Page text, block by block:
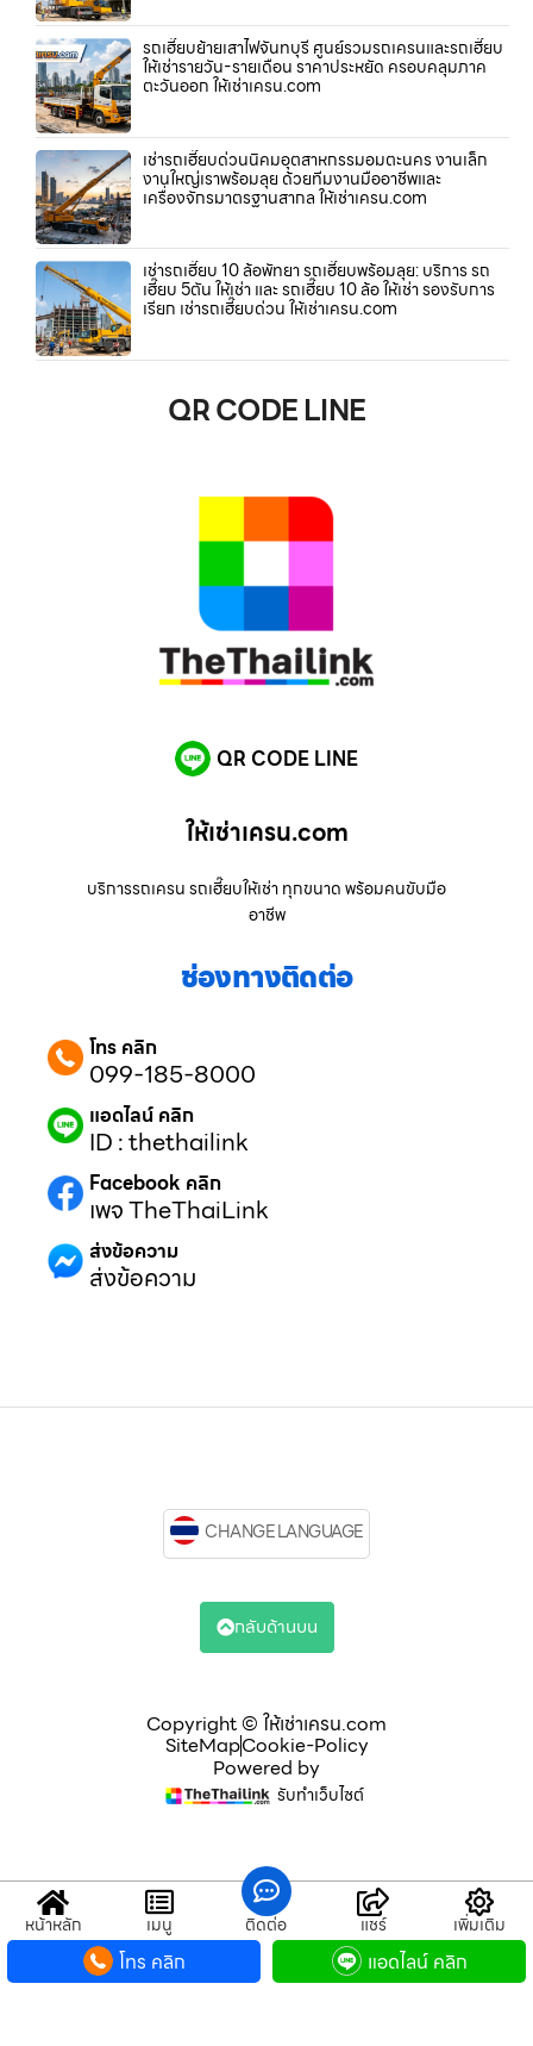
รถเฮี๊ยบย้ายเสาไฟจันทบุรี ศูนย์รวมรถเครนและรถเฮี๊ยบ
ให้เช่ารายวัน-รายเดือน ราคาประหยัด ครอบคลุมภาค
ตะวันออก ให้เช่าเครน.com
เช่ารถเฮี๊ยบด่วนนิคมอุตสาหกรรมอมตะนคร งานเล็ก
งานใหญ่เราพร้อมลุย ด้วยทีมงานมืออาชีพและ
เครื่องจักรมาตรฐานสากล ให้เช่าเครน.com
เช่ารถเฮี๊ยบ 10 ล้อพัทยา รถเฮี๊ยบพร้อมลุย: บริการ รถ
เฮี๊ยบ 5ตัน ให้เช่า และ รถเฮี๊ยบ 10 ล้อ ให้เช่า รองรับการ
เรียก เช่ารถเฮี๊ยบด่วน ให้เช่าเครน.com
QR CODE LINE
QR CODE LINE
ให้เช่าเครน.com
บริการรถเครน รถเฮี๊ยบให้เช่า ทุกขนาด พร้อมคนขับมือ
อาชีพ
ช่องทางติดต่อ
โทร คลิก
099-185-8000
แอดไลน์ คลิก
ID : thethailink
Facebook คลิก
เพจ TheThaiLink
ส่งข้อความ
ส่งข้อความ
Copyright © ให้เช่าเครน.com
SiteMapCookie-Policy
Powered by
รับทำเว็บไซต์
CHANGE LANGUAGE
กลับด้านบน
หน้าหลัก เมนู ติดต่อ แชร์ เพิ่มเติม
โทร คลิก แอดไลน์ คลิก